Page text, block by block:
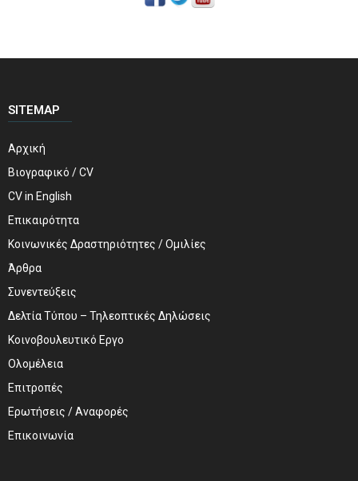
SITEMAP
Αρχική
Βιογραφικό / CV
CV in English
Επικαιρότητα
Κοινωνικές Δραστηριότητες / Ομιλίες
Άρθρα
Συνεντεύξεις
Δελτία Τύπου – Τηλεοπτικές Δηλώσεις
Κοινοβουλευτικό Εργο
Ολομέλεια
Επιτροπές
Ερωτήσεις / Αναφορές
Επικοινωνία